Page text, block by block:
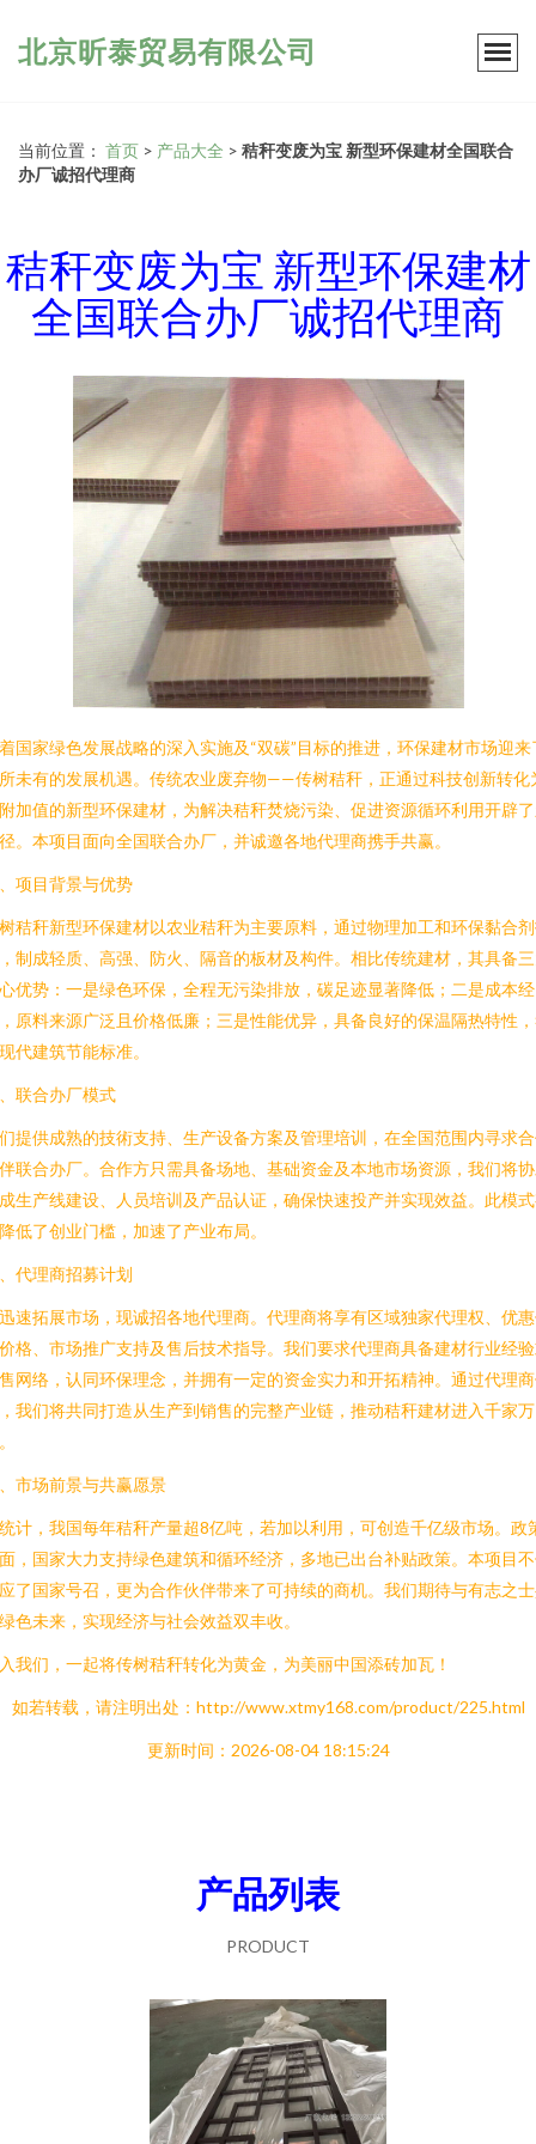
北京昕泰贸易有限公司
当前位置： 首页 > 产品大全 > 秸秆变废为宝 新型环保建材全国联合
办厂诚招代理商
秸秆变废为宝 新型环保建材
全国联合办厂诚招代理商
国家绿色发展战略的深入实施及“双碳”目标的推进，环保建材市场迎来
未有的发展机遇。传统农业废弃物——传树秸秆，正通过科技创新转化
加值的新型环保建材，为解决秸秆焚烧污染、促进资源循环利用开辟
。本项目面向全国联合办厂，并诚邀各地代理商携手共赢。
项目背景与优势
秸秆新型环保建材以农业秸秆为主要原料，通过物理加工和环保黏合
制成轻质、高强、防火、隔音的板材及构件。相比传统建材，其具备
优势：一是绿色环保，全程无污染排放，碳足迹显著降低；二是成本经
原料来源广泛且价格低廉；三是性能优异，具备良好的保温隔热特性
代建筑节能标准。
联合办厂模式
提供成熟的技術支持、生产设备方案及管理培训，在全国范围内寻求
联合办厂。合作方只需具备场地、基础资金及本地市场资源，我们将
生产线建设、人员培训及产品认证，确保快速投产并实现效益。此模
低了创业门槛，加速了产业布局。
代理商招募计划
速拓展市场，现诚招各地代理商。代理商将享有区域独家代理权、优
格、市场推广支持及售后技术指导。我们要求代理商具备建材行业经
网络，认同环保理念，并拥有一定的资金实力和开拓精神。通过代理
我们将共同打造从生产到销售的完整产业链，推动秸秆建材进入千家万
市场前景与共赢愿景
计，我国每年秸秆产量超8亿吨，若加以利用，可创造千亿级市场。政
，国家大力支持绿色建筑和循环经济，多地已出台补贴政策。本项目
了国家号召，更为合作伙伴带来了可持续的商机。我们期待与有志之
色未来，实现经济与社会效益双丰收。
我们，一起将传树秸秆转化为黄金，为美丽中国添砖加瓦！
如若转载，请注明出处：http://www.xtmy168.com/product/225.html
更新时间：2026-08-04 18:15:24
产品列表
PRODUCT